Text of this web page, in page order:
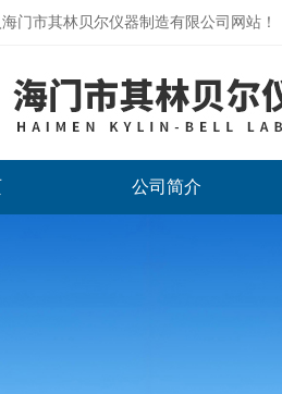
门市其林贝尔仪器制造有限公司网站！
公司简介